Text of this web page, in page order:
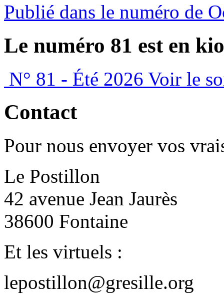
Publié dans le numéro de
Le numéro 81 est en
N° 81 - Été 2026 Voir le
Contact
Pour nous envoyer vos
Le Postillon
42 avenue Jean Jaurès
38600 Fontaine
Et les virtuels :
lepostillon@gresille.org